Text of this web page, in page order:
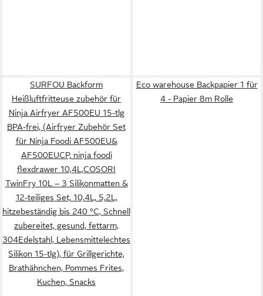
SURFOU Backform
Heißluftfritteuse zubehör für
Ninja Airfryer AF500EU 15-tlg
BPA-frei, (Airfryer Zubehör Set
für Ninja Foodi AF500EU&
AF500EUCP, ninja foodi
flexdrawer 10,4L,COSORI
TwinFry 10L – 3 Silikonmatten &
12-teiliges Set, 10,4L, 5,2L,
hitzebeständig bis 240 °C, Schnell
zubereitet, gesund, fettarm,
304Edelstahl, Lebensmittelechtes
Silikon 15-tlg), für Grillgerichte,
Brathähnchen, Pommes Frites,
Kuchen, Snacks
Eco warehouse Backpapier 1 für
4 - Papier 8m Rolle